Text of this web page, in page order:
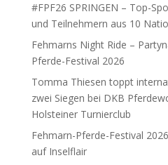
#FPF26 SPRINGEN – Top-
und Teilnehmern aus 10
Fehmarns Night Ride –
Pferde-Festival 2026
Tomma Thiesen toppt
zwei Siegen bei DKB
Holsteiner Turnierclub
Fehmarn-Pferde-Festival
auf Inselflair